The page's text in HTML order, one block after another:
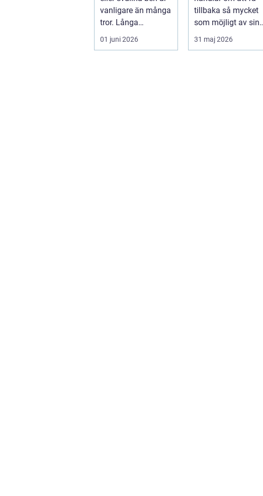
vanligare än många
tror. Långa
arbetsdagar på
hårda golv, ...
01 juni 2026
tillbaka så mycket
som möjligt av sin
funktion, energi och
trygghet...
31 maj 2026